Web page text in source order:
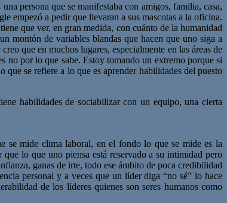
persona que se manifestaba con amigos, familia, casa,
empezó a pedir que llevaran a sus mascotas a la oficina.
que ver, en gran medida, con cuánto de la humanidad
montón de variables blandas que hacen que uno siga a
que en muchos lugares, especialmente en las áreas de
no por lo que sabe. Estoy tomando un extremo porque si
se refiere a lo que es aprender habilidades del puesto
habilidades de sociabilizar con un equipo, una cierta
se mide clima laboral, en el fondo lo que se mide es la
lo que uno piensa está reservado a su intimidad pero
ganas de irte, todo ese ámbito de poca credibilidad
personal y a veces que un líder diga “no sé” lo hace
de los líderes quienes son seres humanos como